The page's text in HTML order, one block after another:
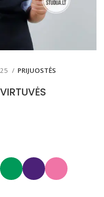
PRIJUOSTĖS